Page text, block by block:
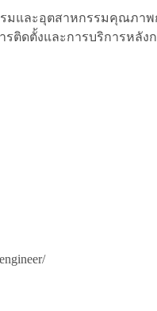
มและอุตสาหกรรมคุณภาพ
รติดตั้งและการบริการหลัง